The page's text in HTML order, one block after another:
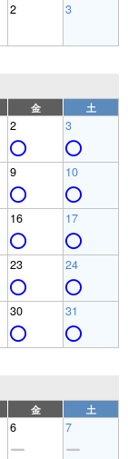
2 3
金 土
2 3
9 10
16 17
23 24
30 31
金 土
6 7